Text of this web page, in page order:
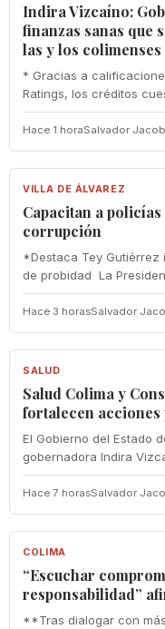
Indira Vizcaíno:
finanzas sanas que
las y los colimenses
* Gracias a
Ratings, los créditos
Hace 1 horaSalvador
VILLA DE ÁLVAREZ
VILLA DE ÁLVAREZ
‎Capacitan a
corrupción
‎*Destaca Tey Gutiérrez
de probidad ‎ La
Hace 3 horasSalvador
SALUD
SALUD
Salud Colima y
fortalecen
El Gobierno del Estado
gobernadora Indira
Hace 7 horasSalvador
COLIMA
COLIMA
“Escuchar
responsabilidad”
**Tras dialogar con